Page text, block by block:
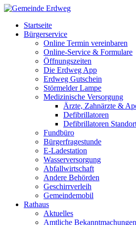
Startseite
Bürgerservice
Online Termin vereinbaren
Online-Service & Formulare
Öffnungszeiten
Die Erdweg App
Erdweg Gutschein
Störmelder Lampe
Medizinische Versorgung
Ärzte, Zahnärzte &
Defibrillatoren
Defibrillatoren
Fundbüro
Bürgerfragestunde
E-Ladestation
Wasserversorgung
Abfallwirtschaft
Andere Behörden
Geschirrverleih
Gemeindemobil
Rathaus
Aktuelles
Amtliche Bekanntmachungen